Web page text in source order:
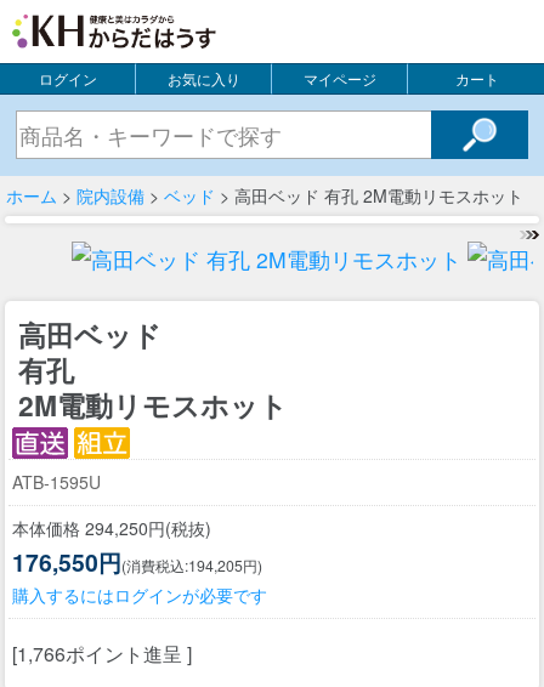
ログイン お気に入り マイページ カート
ホーム > 院内設備 > ベッド > 高田ベッド 有孔 2M電動リモスホット
高田ベッド
有孔
2M電動リモスホット
ATB-1595U
本体価格 294,250円(税抜)
176,550円(消費税込:194,205円)
購入するにはログインが必要です
[1,766ポイント進呈 ]